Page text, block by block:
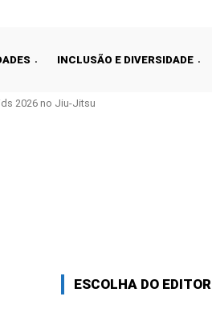
INCLUSÃO E DIVERSIDADE
2026 no Jiu-Jitsu
ESCOLHA DO EDITOR